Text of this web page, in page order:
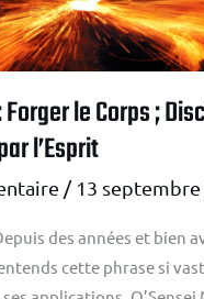
Forger le Corps ;
l’Esprit
/13 septembre
des années et bien
cette phrase si